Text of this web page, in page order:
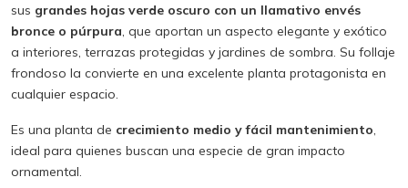
sus grandes hojas verde oscuro con un llamativo envés
bronce o púrpura, que aportan un aspecto elegante y exótico
a interiores, terrazas protegidas y jardines de sombra. Su follaje
frondoso la convierte en una excelente planta protagonista en
cualquier espacio.
Es una planta de crecimiento medio y fácil mantenimiento,
ideal para quienes buscan una especie de gran impacto
ornamental.